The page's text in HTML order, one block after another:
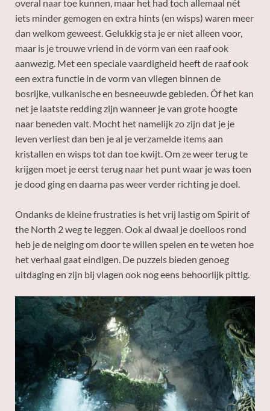
overal naar toe kunnen, maar het had toch allemaal nét
iets minder gemogen en extra hints (en wisps) waren meer
dan welkom geweest. Gelukkig sta je er niet alleen voor,
maar is je trouwe vriend in de vorm van een raaf ook
aanwezig. Met een speciale vaardigheid heeft de raaf ook
een extra functie in de vorm van vliegen binnen de
bosrijke, vulkanische en besneeuwde gebieden. Óf het kan
net je laatste redding zijn wanneer je van grote hoogte
naar beneden valt. Mocht het namelijk zo zijn dat je je
leven verliest dan ben je al je verzamelde items aan
kristallen en wisps tot dan toe kwijt. Om ze weer terug te
krijgen moet je eerst terug naar het punt waar je was toen
je dood ging en daarna pas weer verder richting je doel.
Ondanks de kleine frustraties is het vrij lastig om Spirit of
the North 2 weg te leggen. Ook al dwaal je doelloos rond
heb je de neiging om door te willen spelen en te weten hoe
het verhaal gaat eindigen. De puzzels bieden genoeg
uitdaging en zijn bij vlagen ook nog eens behoorlijk pittig.